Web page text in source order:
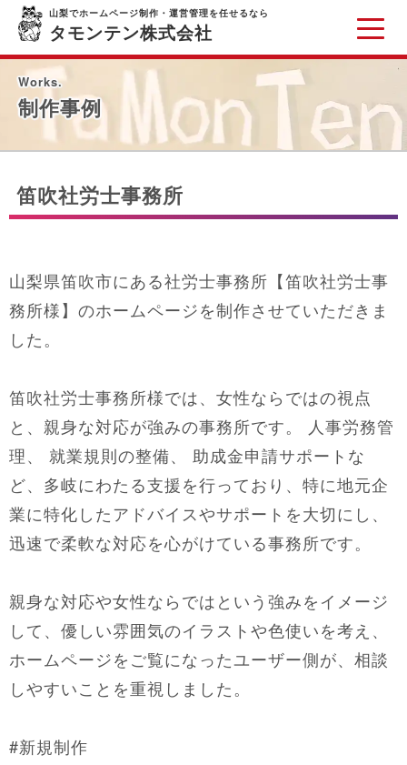
山梨でホームページ制作・運営管理を任せるなら
タモンテン株式会社
Works.
制作事例
笛吹社労士事務所
山梨県笛吹市にある社労士事務所【笛吹社労士事
務所様】のホームページを制作させていただきま
した。
笛吹社労士事務所様では、女性ならではの視点
と、親身な対応が強みの事務所です。 人事労務管
理、 就業規則の整備、 助成金申請サポートな
ど、多岐にわたる支援を行っており、特に地元企
業に特化したアドバイスやサポートを大切にし、
迅速で柔軟な対応を心がけている事務所です。
親身な対応や女性ならではという強みをイメージ
して、優しい雰囲気のイラストや色使いを考え、
ホームページをご覧になったユーザー側が、相談
しやすいことを重視しました。
#新規制作